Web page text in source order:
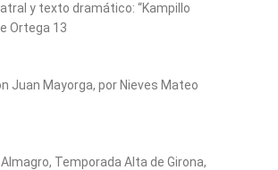
y texto dramático: “Kampillo
Ortega 13
Juan Mayorga, por Nieves Mateo
Almagro, Temporada Alta de Girona,